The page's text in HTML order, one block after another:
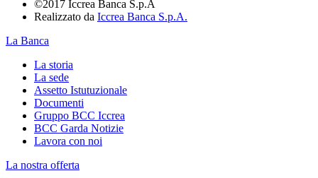
©2017 Iccrea Banca S.p.A
Realizzato da Iccrea Banca S.p.A.
La Banca
La storia
La sede
Assetto Istutuzionale
Documenti
Gruppo BCC Iccrea
BCC Garda Notizie
Lavora con noi
La nostra offerta